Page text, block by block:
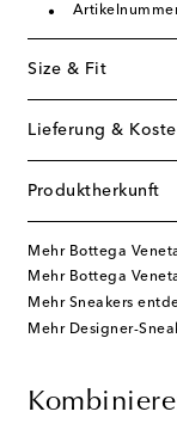
Size & Fit
Lieferung &
Produktherkunft
Mehr Bottega
Mehr Bottega
Mehr Sneakers
Mehr Designer-